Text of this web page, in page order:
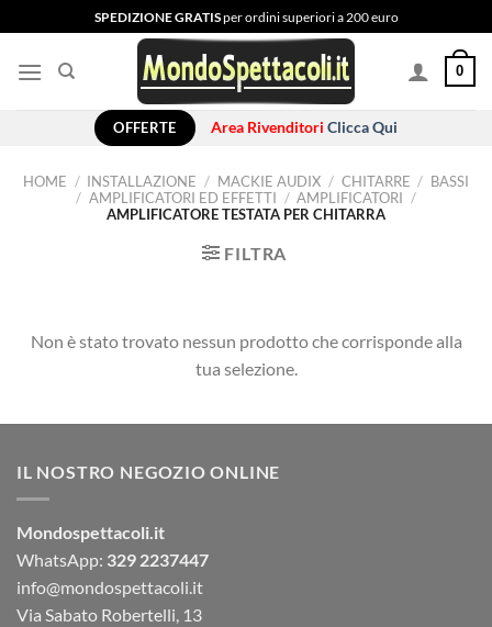
ai
contenuti
SPEDIZIONE GRATISper ordini superiori a 200 euro
0
OFFERTE Area Rivenditori Clicca Qui
HOME / INSTALLAZIONE / MACKIE AUDIX / CHITARRE / BASSI
/ AMPLIFICATORI ED EFFETTI / AMPLIFICATORI /
AMPLIFICATORE TESTATA PER CHITARRA
FILTRA
Non è stato trovato nessun prodotto che corrisponde alla
tua selezione.
IL NOSTRO NEGOZIO ONLINE
Mondospettacoli.it
WhatsApp: 329 2237447
info@mondospettacoli.it
Via Sabato Robertelli, 13